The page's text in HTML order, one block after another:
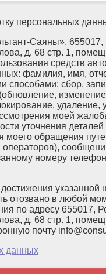
персональных
Саяны», 655017,
д. 68 стр. 1,
средств
фамилия, имя,
сбор,
удаление,
моей
уточнения
моего обращения
номеру
указанной
отозвано в любой
по адресу 655017,
д. 68 стр. 1,
почту
данных